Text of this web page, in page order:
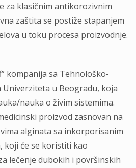
za klasičnim antikorozivnim
zaštita se postiže stapanjem
u toku procesa proizvodnje.
kompanija sa Tehnološko-
u Beogradu, koja
nauka o živim sistemima.
proizvod zasnovan na
alginata sa inkorporisanim
koji će se koristiti kao
lečenje dubokih i površinskih